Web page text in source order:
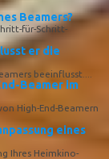
Beamers?
für-Schritt-
er die
beeinflusst....
Beamer im
High-End-Beamern
eines
Ihres Heimkino-